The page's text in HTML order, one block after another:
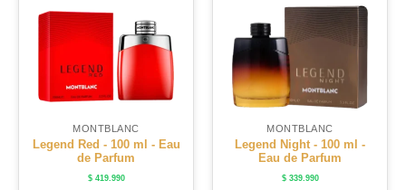
MONTBLANC
Legend Red - 100 ml - Eau
de Parfum
$419.990
MONTBLANC
Legend Night - 100 ml -
Eau de Parfum
$339.990